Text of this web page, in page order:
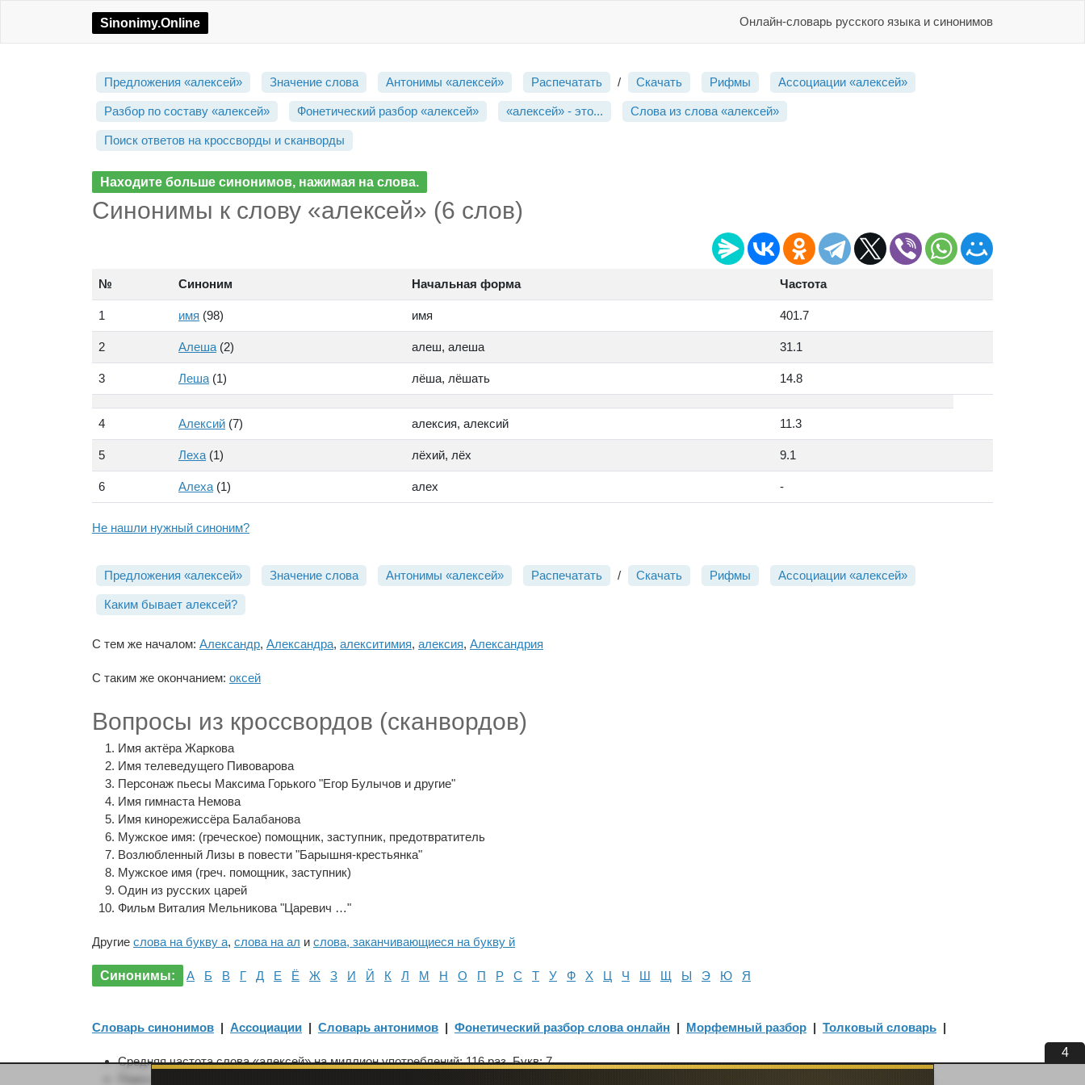
Sinonimy.Online Онлайн-словарь русского языка и синонимов
Предложения «алексей» Значение слова Антонимы «алексей» Распечатать / Скачать Рифмы Ассоциации «алексей»
Разбор по составу «алексей» Фонетический разбор «алексей» «алексей» - это... Слова из слова «алексей»
Поиск ответов на кроссворды и сканворды
Находите больше синонимов, нажимая на слова.
Синонимы к слову «алексей» (6 слов)
№ Синоним Начальная форма Частота
1 имя (98) имя 401.7
2 Алеша (2) алеш, алеша 31.1
3 Леша (1) лёша, лёшать 14.8
4 Алексий (7) алексия, алексий 11.3
5 Леха (1) лёхий, лёх 9.1
6 Алеха (1) алех -
Не нашли нужный синоним?
Предложения «алексей» Значение слова Антонимы «алексей» Распечатать / Скачать Рифмы Ассоциации «алексей»
Каким бывает алексей?
С тем же началом: Александр, Александра, алекситимия, алексия, Александрия
С таким же окончанием: оксей
Вопросы из кроссвордов (сканвордов)
Имя актёра Жаркова
Имя телеведущего Пивоварова
Персонаж пьесы Максима Горького "Егор Булычов и другие"
Имя гимнаста Немова
Имя кинорежиссёра Балабанова
Мужское имя: (греческое) помощник, заступник, предотвратитель
Возлюбленный Лизы в повести "Барышня-крестьянка"
Мужское имя (греч. помощник, заступник)
Один из русских царей
Фильм Виталия Мельникова "Царевич …"
Другие слова на букву а, слова на ал и слова, заканчивающиеся на букву й
Синонимы: А Б В Г Д Е Ё Ж З И Й К Л М Н О П Р С Т У Ф Х Ц Ч Ш Щ Ы Э Ю Я
Словарь синонимов | Ассоциации | Словарь антонимов | Фонетический разбор слова онлайн | Морфемный разбор | Толковый словарь |
Средняя частота слова «алексей» на миллион употреблений: 116 раз. Букв: 7.
4